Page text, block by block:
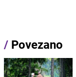
/ Povezano